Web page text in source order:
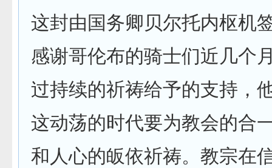
这封由国务卿贝尔托内枢机
感谢哥伦布的骑士们近几个
过持续的祈祷给予的支持，
这动荡的时代要为教会的合
和人心的皈依祈祷。教宗在